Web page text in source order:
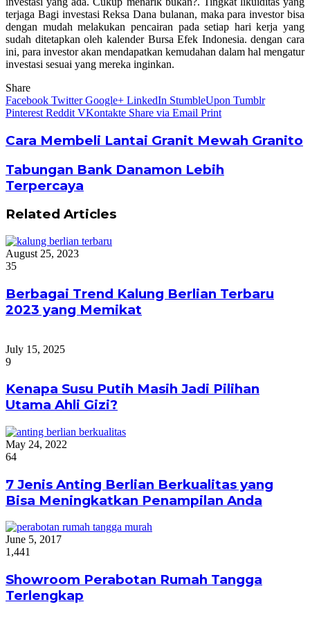
terjaga Bagi investasi Reksa Dana bulanan, maka para investor bisa
dengan mudah melakukan pencairan pada setiap hari kerja yang
sudah ditetapkan oleh kalender Bursa Efek Indonesia. dengan cara
ini, para investor akan mendapatkan kemudahan dalam hal mengatur
investasi sesuai yang mereka inginkan.
Share
Facebook Twitter Google+ LinkedIn StumbleUpon Tumblr
Pinterest Reddit VKontakte Share via Email Print
Cara Membeli Lantai Granit Mewah Granito
Tabungan Bank Danamon Lebih
Terpercaya
Related Articles
August 25, 2023
35
Berbagai Trend Kalung Berlian Terbaru
2023 yang Memikat
July 15, 2025
9
Kenapa Susu Putih Masih Jadi Pilihan
Utama Ahli Gizi?
May 24, 2022
64
7 Jenis Anting Berlian Berkualitas yang
Bisa Meningkatkan Penampilan Anda
June 5, 2017
1,441
Showroom Perabotan Rumah Tangga
Terlengkap